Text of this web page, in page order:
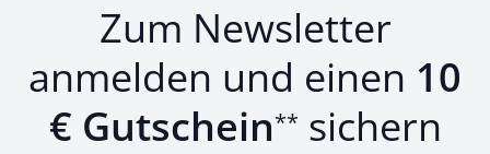
Zum Newsletter
anmelden und einen 10
€ Gutschein** sichern